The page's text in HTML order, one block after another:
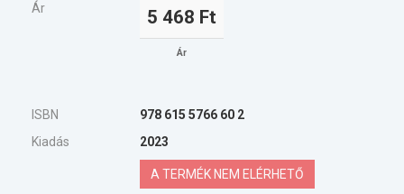
Ár 5 468 Ft
Ár
ISBN
978 615 5766 60 2
Kiadás
2023
A TERMÉK NEM ELÉRHETŐ